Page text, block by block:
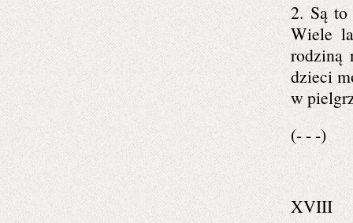
2. Są to
Wiele
rodziną
dzieci
w
(- - -)
XVIII